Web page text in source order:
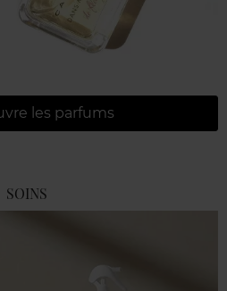
les parfums
SOINS